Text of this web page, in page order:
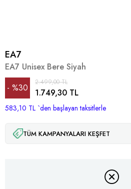
EA7
EA7 Unisex Bere Siyah
%30
İndirim
2.499,00 TL
1.749,30 TL
583,10 TL `den başlayan taksitlerle
TÜM KAMPANYALARI KEŞFET